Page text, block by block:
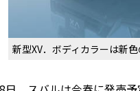
新型XV．ボディカラーは新